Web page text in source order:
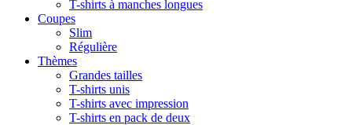
T-shirts à manches longues
Coupes
Slim
Régulière
Thèmes
Grandes tailles
T-shirts unis
T-shirts avec impression
T-shirts en pack de deux